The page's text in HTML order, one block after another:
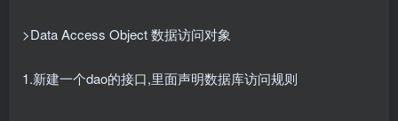
>Data Access Object 数据访问对象
1.新建一个dao的接口,里面声明数据库访问规则